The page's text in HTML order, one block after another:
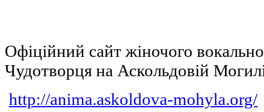
Офіційний сайт жіночого
Чудотворця на Аскольдовій
http://anima.askoldova-mohyla.org/